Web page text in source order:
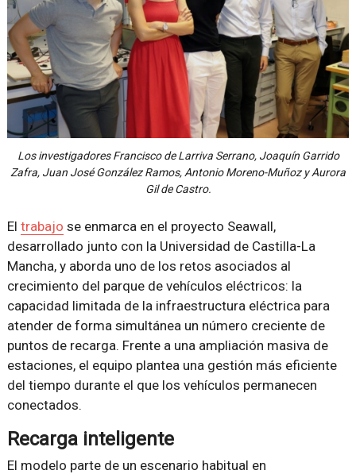
Los investigadores Francisco de Larriva Serrano, Joaquín Garrido
Zafra, Juan José González Ramos, Antonio Moreno-Muñoz y Aurora
Gil de Castro.
El trabajo se enmarca en el proyecto Seawall,
desarrollado junto con la Universidad de Castilla-La
Mancha, y aborda uno de los retos asociados al
crecimiento del parque de vehículos eléctricos: la
capacidad limitada de la infraestructura eléctrica para
atender de forma simultánea un número creciente de
puntos de recarga. Frente a una ampliación masiva de
estaciones, el equipo plantea una gestión más eficiente
del tiempo durante el que los vehículos permanecen
conectados.
Recarga inteligente
El modelo parte de un escenario habitual en